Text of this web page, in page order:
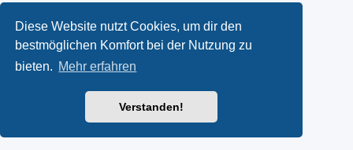
Diese Website nutzt Cookies, um dir den
bestmöglichen Komfort bei der Nutzung zu
bieten. Mehr erfahren
Verstanden!